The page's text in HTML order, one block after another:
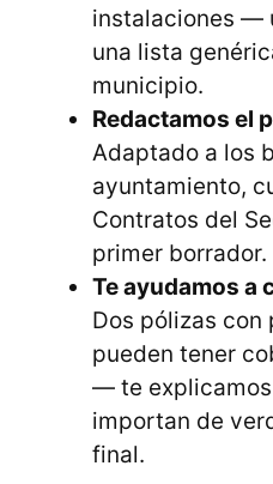
instalaciones —
una lista
municipio.
Redactamos el
Adaptado a los
ayuntamiento,
Contratos del
primer borrador.
Te ayudamos a
Dos pólizas con
pueden tener
— te
importan de
final.